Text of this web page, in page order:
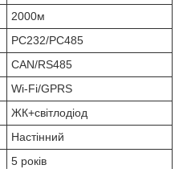
2000м
РС232/РС485
CAN/RS485
Wi-Fi/GPRS
ЖК+світлодіод
Настінний
5 років